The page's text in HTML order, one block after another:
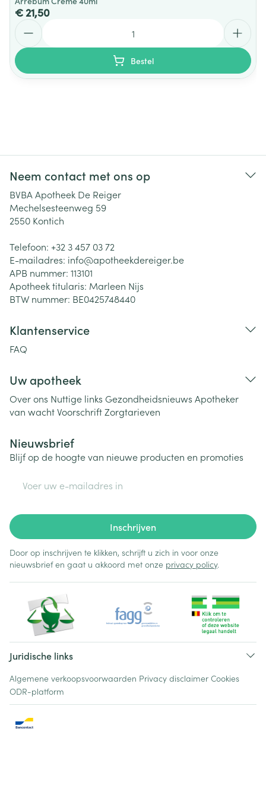
€ 21,50
Bestel
Neem contact met ons op
BVBA Apotheek De Reiger
Mechelsesteenweg 59
2550 Kontich
Telefoon: +32 3 457 03 72
E-mailadres: info@apotheekdereiger.be
APB nummer: 113101
Apotheek titularis: Marleen Nijs
BTW nummer: BE0425748440
Klantenservice
FAQ
Uw apotheek
Over ons Nuttige links Gezondheidsnieuws Apotheker
van wachtVoorschriftZorgtarieven
Nieuwsbrief
Blijf op de hoogte van nieuwe producten en promoties
Inschrijven
Door op inschrijven te klikken, schrijft u zich in voor onze
nieuwsbrief en gaat u akkoord met onze privacy policy.
Juridische links
Algemene verkoopsvoorwaarden Privacy disclaimer Cookies
ODR-platform